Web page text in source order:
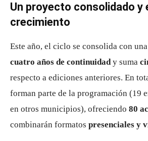
Un proyecto consolidado y
crecimiento
Este año, el ciclo se consolida con
cuatro años de continuidady suma
respecto a ediciones anteriores. En
forman parte de la programación (19
en otros municipios), ofreciendo 80
combinarán formatos presenciales y